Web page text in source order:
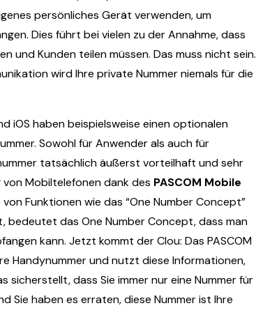
persönliches Gerät verwenden, um
Dies führt bei vielen zu der Annahme, dass
und Kunden teilen müssen. Das muss nicht sein.
wird Ihre private Nummer niemals für die
iOS haben beispielsweise einen optionalen
Sowohl für Anwender als auch für
tatsächlich äußerst vorteilhaft und sehr
Mobiltelefonen dank des PASCOM Mobile
Funktionen wie das “One Number Concept”
bedeutet das One Number Concept, dass man
kann. Jetzt kommt der Clou: Das PASCOM
Handynummer und nutzt diese Informationen,
sicherstellt, dass Sie immer nur eine Nummer für
Sie haben es erraten, diese Nummer ist Ihre